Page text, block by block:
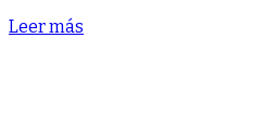
Leer más